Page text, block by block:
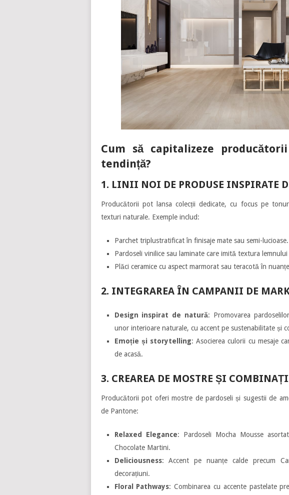
Cum să capitalizeze
tendință?
1. LINII NOI DE PRODUSE INSPIRATE
Producătorii pot lansa colecții dedicate, cu focus pe
texturi naturale. Exemple includ:
Parchet triplustratificat în finisaje mate sau semi-lucioase.
Pardoseli vinilice sau laminate care imită textura
Plăci ceramice cu aspect marmorat sau teracotă în
2. INTEGRAREA ÎN CAMPANII DE
Design inspirat de natură: Promovarea
unor interioare naturale, cu accent pe sustenabilitate și
Emoție și storytelling: Asocierea culorii cu mesaje
de acasă.
3. CREAREA DE MOSTRE ȘI
Producătorii pot oferi mostre de pardoseli și sugestii de
de Pantone:
Relaxed Elegance: Pardoseli Mocha Mousse
Chocolate Martini.
Deliciousness: Accent pe nuanțe calde precum
decorațiuni.
Floral Pathways: Combinarea cu accente pastelate